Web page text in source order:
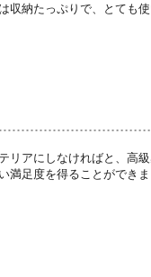
納たっぷりで、とても使
リアにしなければと、高
満足度を得ることができま